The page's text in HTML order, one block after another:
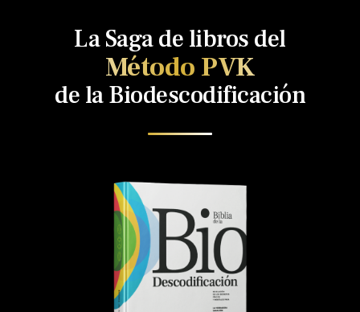
La Saga de libros del
Método PVK
de la Biodescodificación